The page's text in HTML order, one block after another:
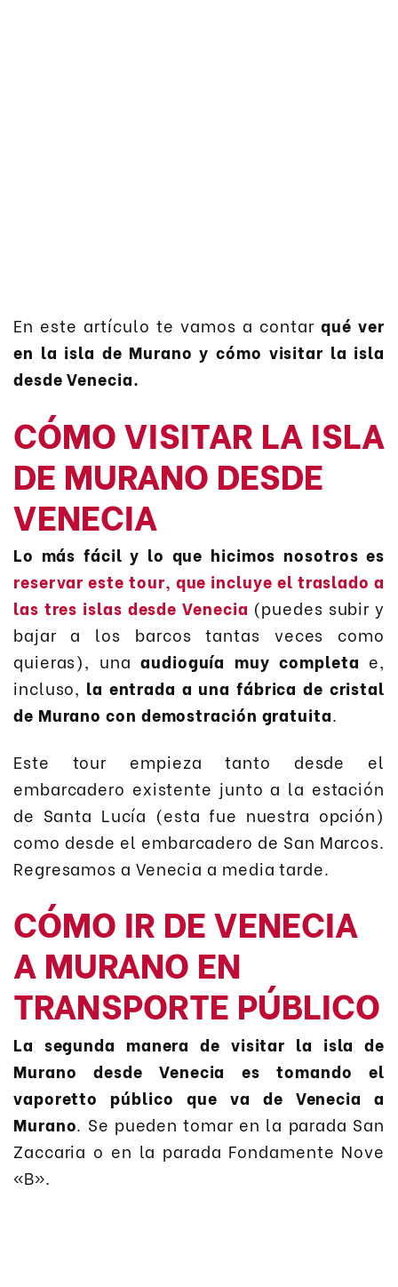
En este artículo te vamos a contarqué ver
en la isla de Murano y cómo visitar la isla
desde Venecia.
CÓMO VISITAR LA ISLA
DE MURANO DESDE
VENECIA
Lo más fácil y lo que hicimos nosotros es
reservar este tour, que incluye el traslado a
las tres islas desde Venecia (puedes subir y
bajar a los barcos tantas veces como
quieras), unaaudioguía muy completa e,
incluso, la entrada a una fábrica de cristal
de Murano con demostración gratuita.
Este tour empieza tanto desde el
embarcadero existente junto a la estación
de Santa Lucía (esta fue nuestra opción)
como desde el embarcadero de San Marcos.
Regresamos a Venecia a media tarde.
CÓMO IR DE VENECIA
A MURANO EN
TRANSPORTE PÚBLICO
La segunda manera de visitar la isla de
Murano desde Venecia es tomando el
vaporetto público que va de Venecia a
Murano. Se pueden tomar en la parada San
Zaccaria o en la parada Fondamente Nove
«B».